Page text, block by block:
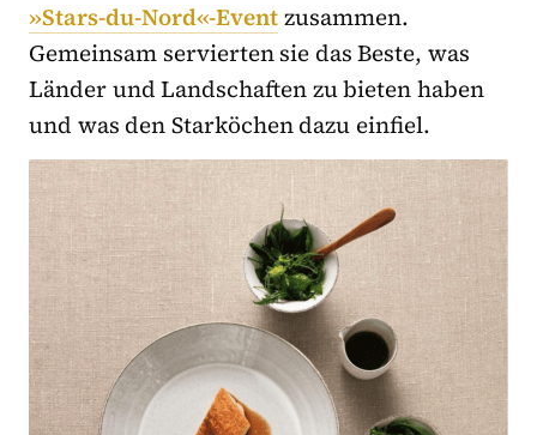
»Stars-du-Nord«-Eventzusammen.
Gemeinsam servierten sie das Beste, was
Länder und Landschaften zu bieten haben
und was den Starköchen dazu einfiel.